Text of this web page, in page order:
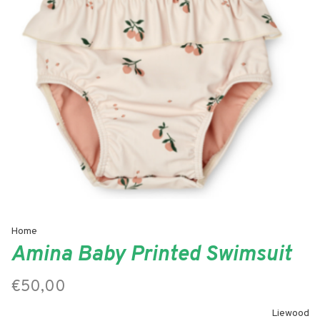
Home
Amina Baby Printed Swimsuit
€50,00
Liewood